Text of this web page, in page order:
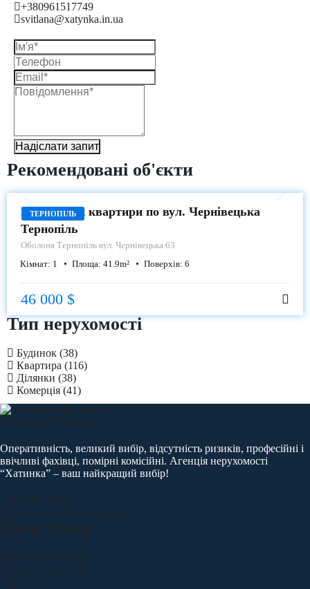
+380961517749
svitlana@xatynka.in.ua
Надіслати запит
Рекомендовані об'єкти
ТЕРНОПІЛЬ
ПРОДАЖ
Продаж 1-к квартири по вул. Чернівецька
Тернопіль
Оболоня Тернопіль вул. Чернівецька 63
Кімнат: 1 Площа: 41.9m² Поверхів: 6
46 000 $
Тип нерухомості
Будинок (38)
Квартира (116)
Ділянки (38)
Комерція (41)
Оперативність, великий вибір, відсутність ризиків, професійні і
ввічливі фахівці, помірні комісійні. Агенція нерухомості
“Хатинка” – ваш найкращий вибір!